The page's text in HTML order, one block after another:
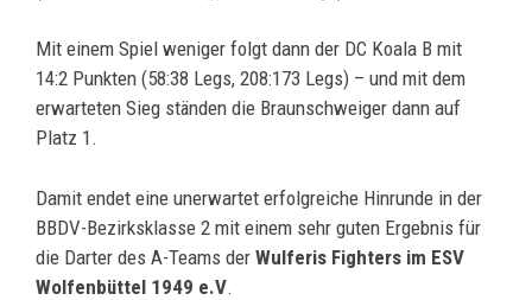
Mit einem Spiel weniger folgt dann der DC Koala B mit
14:2 Punkten (58:38 Legs, 208:173 Legs) – und mit dem
erwarteten Sieg ständen die Braunschweiger dann auf
Platz 1.
Damit endet eine unerwartet erfolgreiche Hinrunde in der
BBDV-Bezirksklasse 2 mit einem sehr guten Ergebnis für
die Darter des A-Teams der Wulferis Fighters im ESV
Wolfenbüttel 1949 e.V.